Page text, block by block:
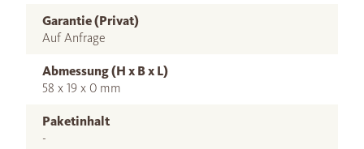
Garantie (Privat)
Auf Anfrage
Abmessung (H x B x L)
58 x 19 x 0 mm
Paketinhalt
-